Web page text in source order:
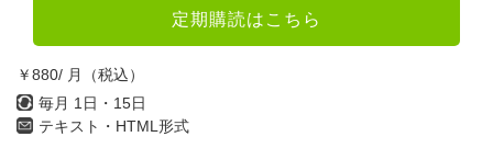
定期購読はこちら
￥880/ 月（税込）
毎月 1日・15日
テキスト・HTML形式